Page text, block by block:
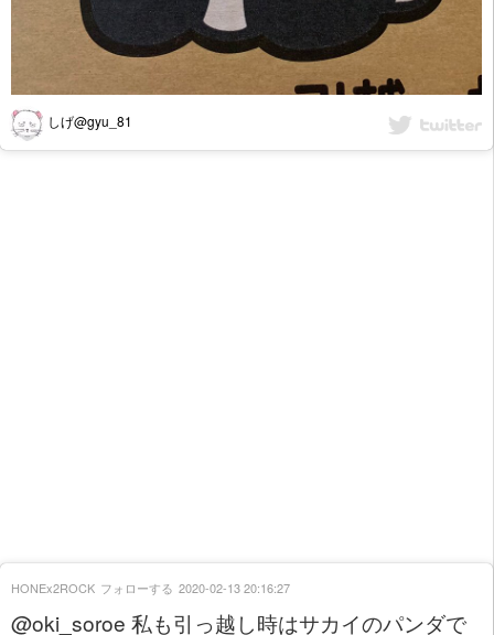
しげ@gyu_81
@oki_soroe 私も引っ越し時はサカイのパンダで
HONEx2ROCK フォローする 2020-02-13 20:16:27